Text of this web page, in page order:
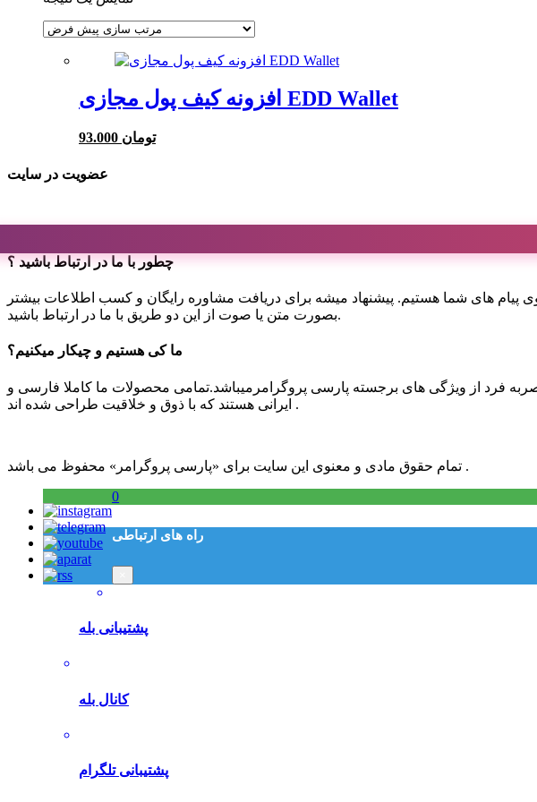
افزونه کیف پول مجازی EDD Wallet
93.000 تومان
عضویت در سایت
چطور با ما در ارتباط باشید ؟
پیام های شما هستیم. پیشنهاد میشه برای دریافت مشاوره رایگان و کسب اطلاعات بیشتر
بصورت متن یا صوت از این دو طریق با ما در ارتباط باشید.
ما کی هستیم و چیکار میکنیم؟
فرد از ویژگی های برجسته پارسی پروگرامرمیباشد.تمامی محصولات ما کاملا فارسی و
ایرانی هستند که با ذوق و خلاقیت طراحی شده اند .
تمام حقوق مادی و معنوی این سایت برای «پارسی پروگرامر» محفوظ می باشد .
0
راه های ارتباطی
پشتیبانی بله
کانال بله
پشتیبانی تلگرام